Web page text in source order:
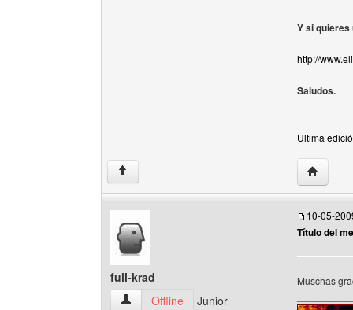
Y si
http://
Saludos.
Ultima
↑ Visitar
full-krad
full-krad Ver perfil del usuario
Offline Junior
10-05-
Título del
Muschas